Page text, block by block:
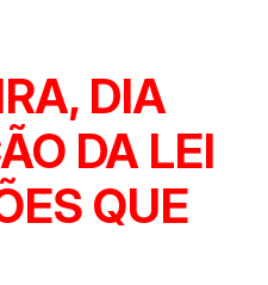
DIA
DA LEI
QUE